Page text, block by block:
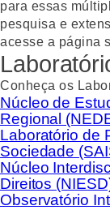
para essas
pesquisa e
acesse a página
Conheça os
Núcleo de
Regional
Laboratório de
Sociedade
Núcleo
Direitos
Observatório